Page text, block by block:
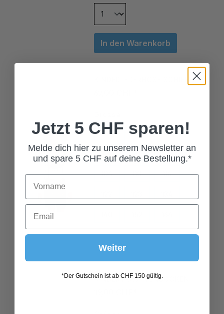
In den Warenkorb
KINDERLEDERHOSE SCHIEFER
68
104 110 116
140 152 164
Jetzt 5 CHF sparen!
Melde dich hier zu unserem Newsletter an
und spare 5 CHF auf deine Bestellung.*
Weiter
*Der Gutschein ist ab CHF 150 gültig.